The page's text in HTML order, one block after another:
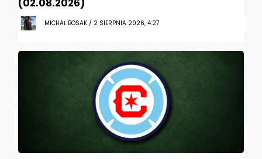
(02.08.2026)
MICHAŁ BOSAK / 2 SIERPNIA 2026, 4:27